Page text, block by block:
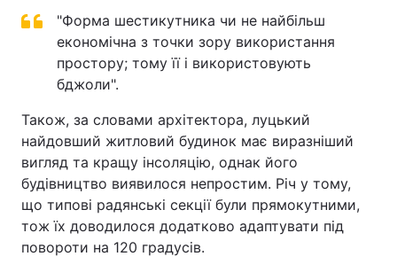
"Форма шестикутника чи не найбільш
економічна з точки зору використання
простору; тому її і використовують
бджоли".
Також, за словами архітектора, луцький
найдовший житловий будинок має виразніший
вигляд та кращу інсоляцію, однак його
будівництво виявилося непростим. Річ у тому,
що типові радянські секції були прямокутними,
тож їх доводилося додатково адаптувати під
повороти на 120 градусів.